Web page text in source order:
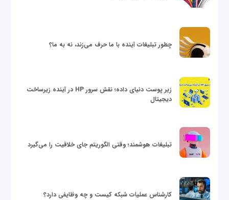
چطور تبلیغات آینده با ما حرف می‌زند، نه به ما؟
زیر پوست دنیای داده؛ نقش سرور HP در آینده زیرساخت
دیجیتال
تبلیغات هوشمند؛ وقتی الگوریتم جای خلاقیت را می‌گیرد
کارشناس عملیات شبکه کیست و چه وظایفی دارد؟